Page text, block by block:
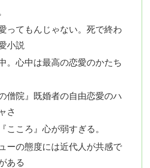
ってもんじゃない。死で終わ
小説
。心中は最高の恋愛のかたち
僧院』既婚者の自由恋愛のハ
さ
こころ』心が弱すぎる。
ーの態度には近代人が共感で
ある